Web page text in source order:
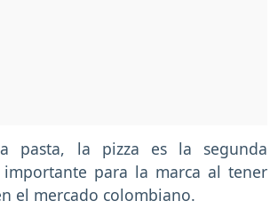
pasta, la pizza es la segunda
importante para la marca al tener
el mercado colombiano.